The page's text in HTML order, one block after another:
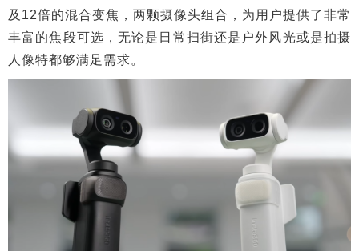
及12倍的混合变焦，两颗摄像头组合，为用户提供了非常
丰富的焦段可选，无论是日常扫街还是户外风光或是拍摄
人像特都够满足需求。